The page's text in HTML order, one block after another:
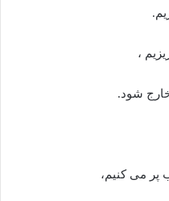
،
شود.
پر می کنیم،